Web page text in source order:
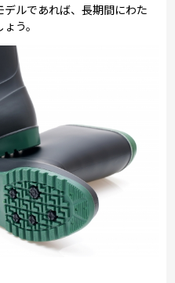
ルであれば、長期間にわた
う。